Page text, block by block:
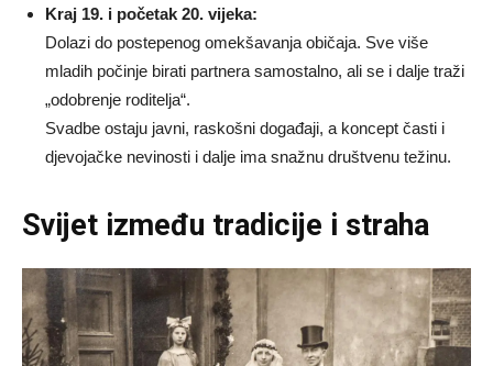
Kraj 19. i početak 20. vijeka:
Dolazi do postepenog omekšavanja običaja. Sve više
mladih počinje birati partnera samostalno, ali se i dalje traži
„odobrenje roditelja“.
Svadbe ostaju javni, raskošni događaji, a koncept časti i
djevojačke nevinosti i dalje ima snažnu društvenu težinu.
Svijet između tradicije i straha